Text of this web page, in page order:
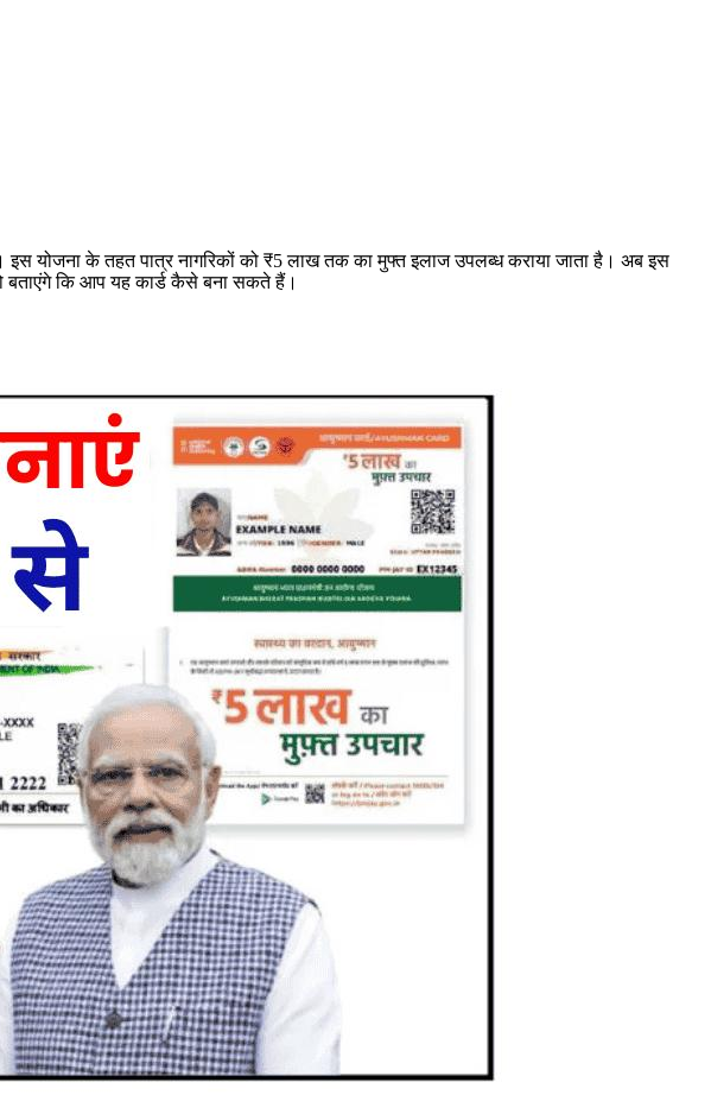
योजना के तहत पात्र नागरिकों को ₹5 लाख तक का मुफ्त इलाज उपलब्ध कराया जाता है। अब इस
बताएंगे कि आप यह कार्ड कैसे बना सकते हैं।